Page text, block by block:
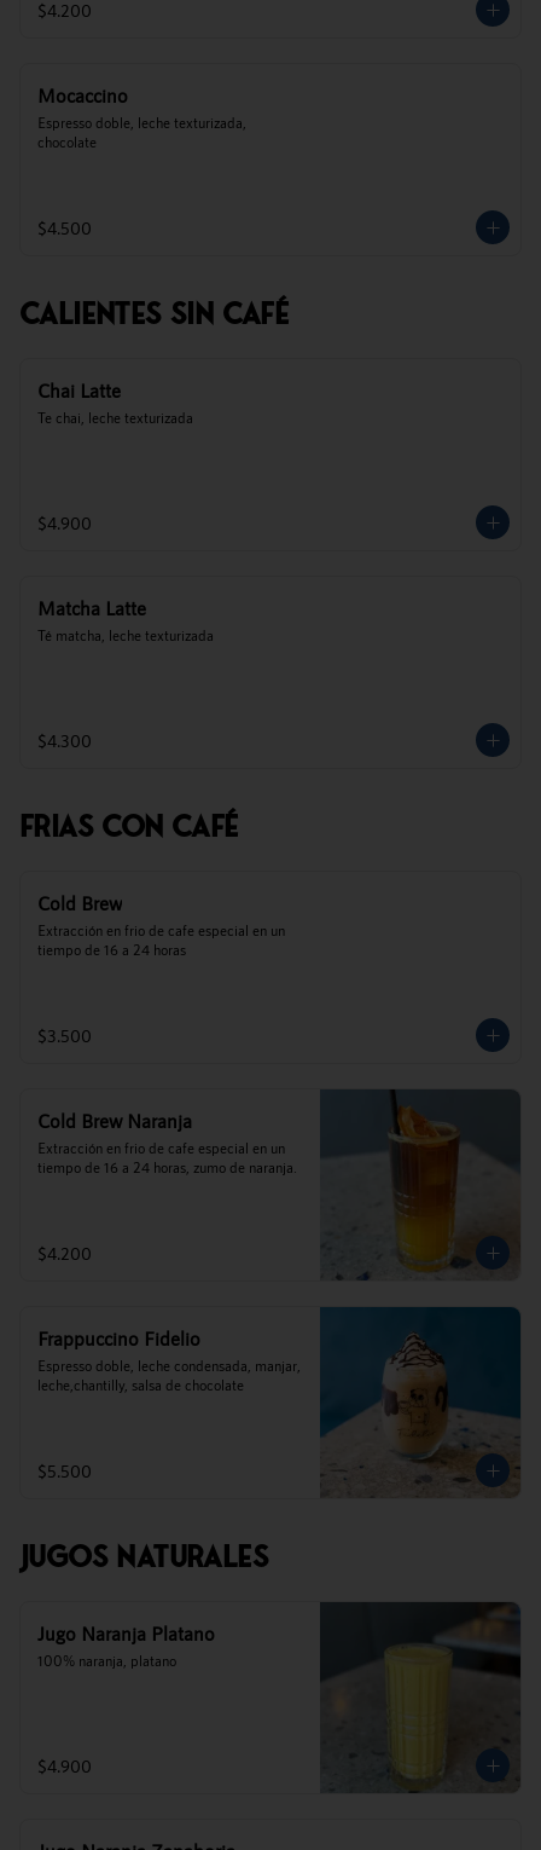
$4.200
Mocaccino
Espresso doble, leche texturizada,
chocolate
$4.500
Calientes Sin Café
Chai Latte
Te chai, leche texturizada
$4.900
Matcha Latte
Té matcha, leche texturizada
$4.300
Frias Con Café
Cold Brew
Extracción en frio de cafe especial en un
tiempo de 16 a 24 horas
$3.500
Cold Brew Naranja
Extracción en frio de cafe especial en un
tiempo de 16 a 24 horas, zumo de naranja.
$4.200
Frappuccino Fidelio
Espresso doble, leche condensada, manjar,
leche,chantilly, salsa de chocolate
$5.500
Jugos Naturales
Jugo Naranja Platano
100% naranja, platano
$4.900